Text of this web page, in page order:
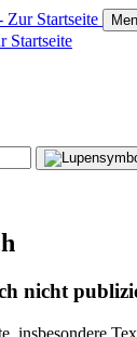
nicht
insbesondere